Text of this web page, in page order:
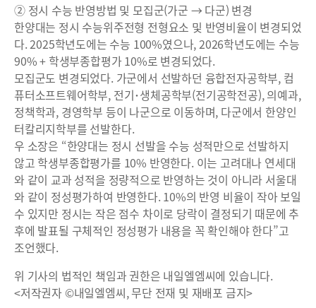
② 정시 수능 반영방법 및 모집군(가군 → 다군) 변경
한양대는 정시 수능위주전형 전형요소 및 반영비율이 변경되었
다. 2025학년도에는 수능 100%였으나, 2026학년도에는 수능
90% + 학생부종합평가 10%로 변경되었다.
모집군도 변경되었다. 가군에서 선발하던 융합전자공학부, 컴
퓨터소프트웨어학부, 전기･생체공학부(전기공학전공), 의예과,
정책학과, 경영학부 등이 나군으로 이동하며, 다군에서 한양인
터칼리지학부를 선발한다.
우 소장은 “한양대는 정시 선발을 수능 성적만으로 선발하지
않고 학생부종합평가를 10% 반영한다. 이는 고려대나 연세대
와 같이 교과 성적을 정량적으로 반영하는 것이 아니라 서울대
와 같이 정성평가하여 반영한다. 10%의 반영 비율이 작아 보일
수 있지만 정시는 작은 점수 차이로 당락이 결정되기 때문에 추
후에 발표될 구체적인 정성평가 내용을 꼭 확인해야 한다”고
조언했다.
위 기사의 법적인 책임과 권한은 내일엘엠씨에 있습니다.
<저작권자 ©내일엘엠씨, 무단 전재 및 재배포 금지>